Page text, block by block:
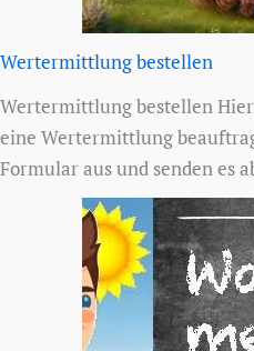
Wertermittlung bestellen
Wertermittlung bestellen
eine Wertermittlung
Formular aus und senden es